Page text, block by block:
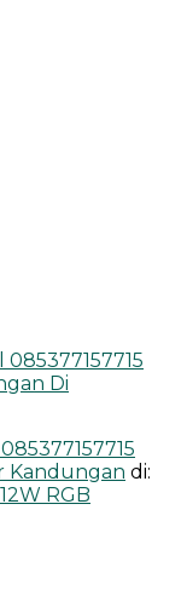
Di
Kandungan di:
RGB